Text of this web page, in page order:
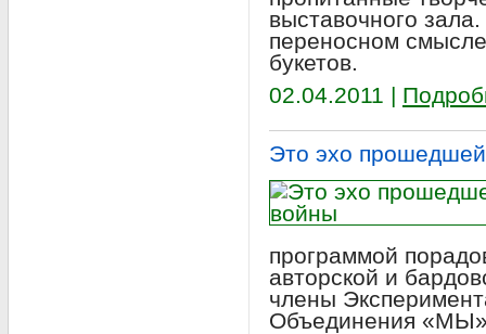
выставочного
переносном
букетов.
02.04.2011 |
Это эхо
программой
авторской и
члены
Объединения